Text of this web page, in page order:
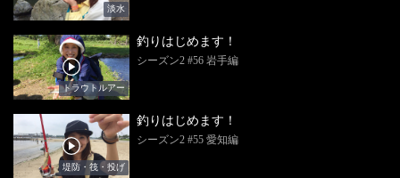
淡水
トラウトルアー
釣りはじめます！
シーズン2 #56 岩手編
堤防・筏・投げ
釣りはじめます！
シーズン2 #55 愛知編